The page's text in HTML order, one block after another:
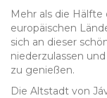
Mehr als die
europäischen
sich an dieser
niederzulassen
zu genießen.
Die Altstadt von